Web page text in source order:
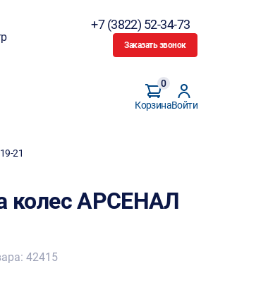
+7 (3822) 52-34-73
Заказать звонок
Корзина
0
Войти
21
колес АРСЕНАЛ
42415